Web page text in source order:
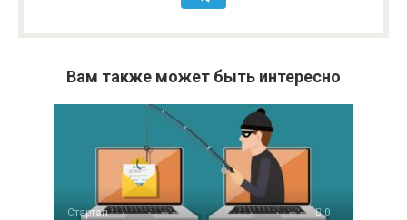
Вам также может быть интересно
Стартап 0